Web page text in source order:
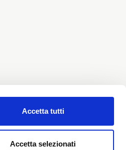
Accetta tutti
Accetta selezionati